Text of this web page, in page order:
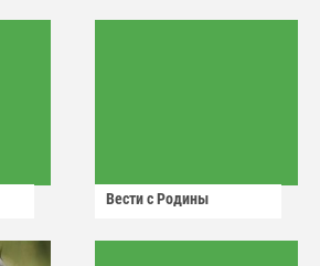
Вести с Родины